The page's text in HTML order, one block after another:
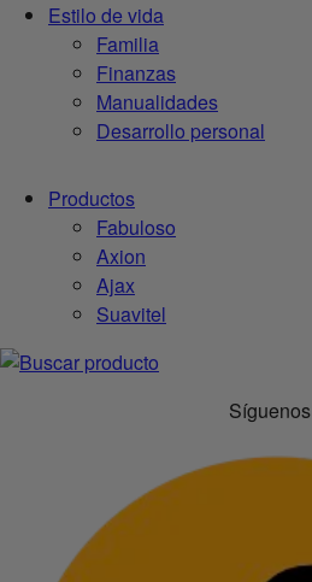
Estilo de vida
Familia
Finanzas
Manualidades
Desarrollo personal
Productos
Fabuloso
Axion
Ajax
Suavitel
Síguenos